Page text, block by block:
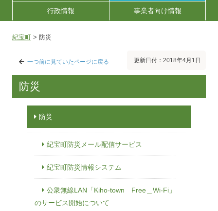
行政情報 事業者向け情報
紀宝町 > 防災
一つ前に見ていたページに戻る 更新日付：2018年4月1日
防災
防災
紀宝町防災メール配信サービス
紀宝町防災情報システム
公衆無線LAN「Kiho-town Free＿Wi-Fi」
のサービス開始について